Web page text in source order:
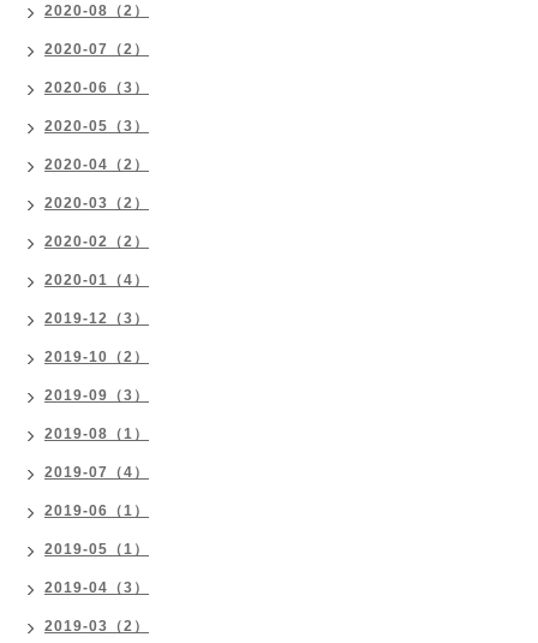
2020-08（2）
2020-07（2）
2020-06（3）
2020-05（3）
2020-04（2）
2020-03（2）
2020-02（2）
2020-01（4）
2019-12（3）
2019-10（2）
2019-09（3）
2019-08（1）
2019-07（4）
2019-06（1）
2019-05（1）
2019-04（3）
2019-03（2）